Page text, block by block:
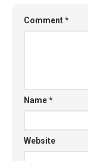
Comment*
Name*
Website